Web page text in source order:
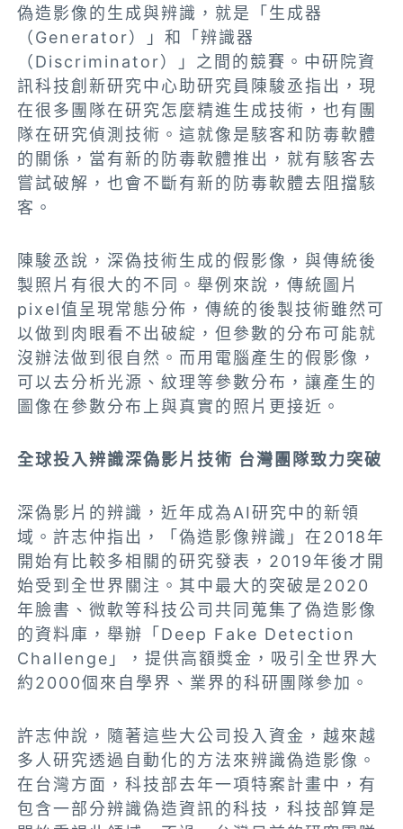
偽造影像的生成與辨識，就是「生成器
（Generator）」和「辨識器
（Discriminator）」之間的競賽。中研院資
訊科技創新研究中心助研究員陳駿丞指出，現
在很多團隊在研究怎麼精進生成技術，也有團
隊在研究偵測技術。這就像是駭客和防毒軟體
的關係，當有新的防毒軟體推出，就有駭客去
嘗試破解，也會不斷有新的防毒軟體去阻擋駭
客。
陳駿丞說，深偽技術生成的假影像，與傳統後
製照片有很大的不同。舉例來說，傳統圖片
pixel值呈現常態分佈，傳統的後製技術雖然可
以做到肉眼看不出破綻，但參數的分布可能就
沒辦法做到很自然。而用電腦產生的假影像，
可以去分析光源、紋理等參數分布，讓產生的
圖像在參數分布上與真實的照片更接近。
全球投入辨識深偽影片技術 台灣團隊致力突破
深偽影片的辨識，近年成為AI研究中的新領
域。許志仲指出，「偽造影像辨識」在2018年
開始有比較多相關的研究發表，2019年後才開
始受到全世界關注。其中最大的突破是2020
年臉書、微軟等科技公司共同蒐集了偽造影像
的資料庫，舉辦「Deep Fake Detection
Challenge」，提供高額獎金，吸引全世界大
約2000個來自學界、業界的科研團隊參加。
許志仲說，隨著這些大公司投入資金，越來越
多人研究透過自動化的方法來辨識偽造影像。
在台灣方面，科技部去年一項特案計畫中，有
包含一部分辨識偽造資訊的科技，科技部算是